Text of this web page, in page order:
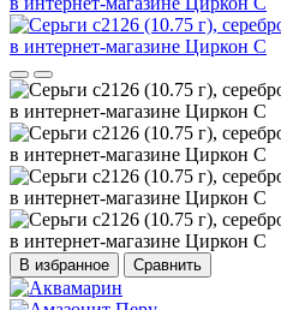
В избранное Сравнить